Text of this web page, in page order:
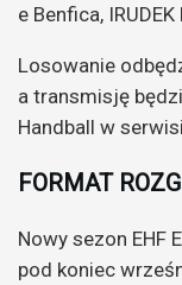
e Benfica,
Losowanie
a transmisję
Handball w
FORMAT
Nowy sezon EHF
pod koniec